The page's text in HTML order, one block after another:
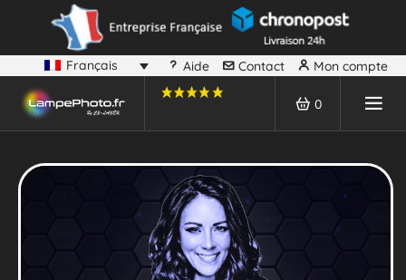
Français Aide Contact Mon compte
0